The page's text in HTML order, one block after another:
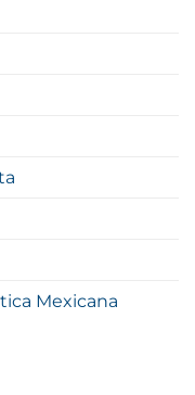
Mexicana